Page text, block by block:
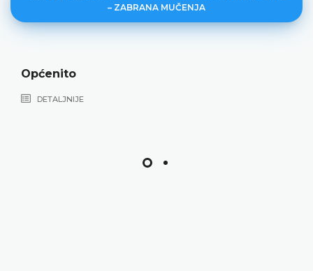
– ZABRANA MUČENJA
Ponižavajuće postupanje
DETALJNIJE